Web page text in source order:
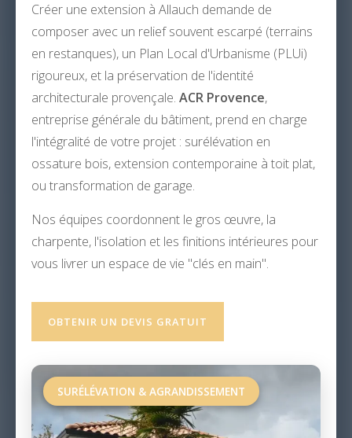
Créer une extension à Allauch demande de
composer avec un relief souvent escarpé (terrains
en restanques), un Plan Local d'Urbanisme (PLUi)
rigoureux, et la préservation de l'identité
architecturale provençale. ACR Provence,
entreprise générale du bâtiment, prend en charge
l'intégralité de votre projet : surélévation en
ossature bois, extension contemporaine à toit plat,
ou transformation de garage.
Nos équipes coordonnent le gros œuvre, la
charpente, l'isolation et les finitions intérieures pour
vous livrer un espace de vie "clés en main".
OBTENIR UN DEVIS GRATUIT
SURÉLÉVATION & AGRANDISSEMENT